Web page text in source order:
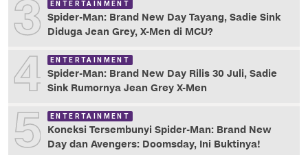
3 ENTERTAINMENT
Spider-Man: Brand New Day Tayang, Sadie Sink
Diduga Jean Grey, X-Men di MCU?
4 ENTERTAINMENT
Spider-Man: Brand New Day Rilis 30 Juli, Sadie
Sink Rumornya Jean Grey X-Men
5 ENTERTAINMENT
Koneksi Tersembunyi Spider-Man: Brand New
Day dan Avengers: Doomsday, Ini Buktinya!